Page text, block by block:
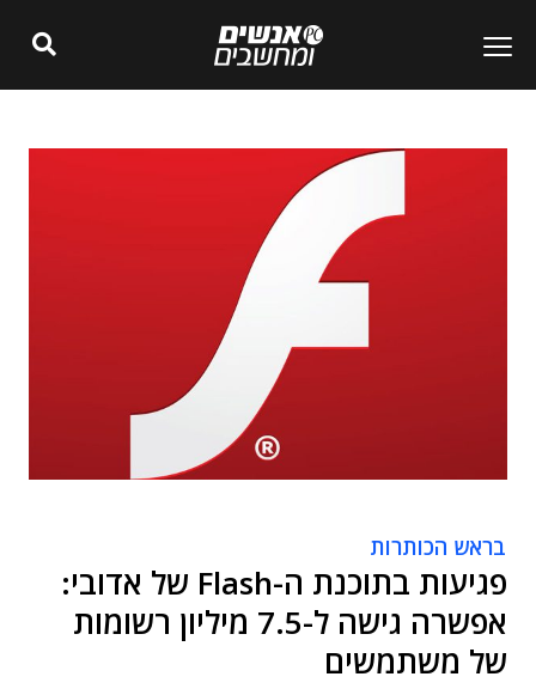
בראש הכותרות
פגיעות בתוכנת ה-Flash של אדובי:
אפשרה גישה ל-7.5 מיליון רשומות
של משתמשים